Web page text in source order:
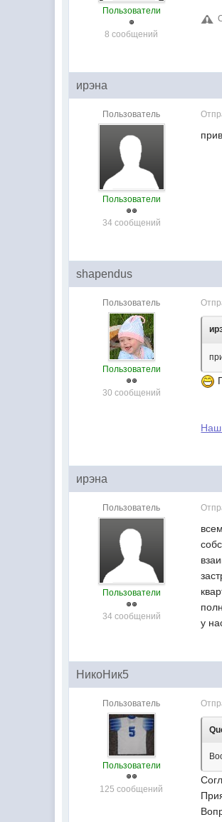
Пользователи
8 сообщений
ирэна
Пользователь
Пользователи
34 сообщений
shapendus
Пользователь
Пользователи
30 сообщений
Наш
ирэна
Пользователь
Пользователи
34 сообщений
у
НикоНик5
Пользователь
Пользователи
125 сообщений